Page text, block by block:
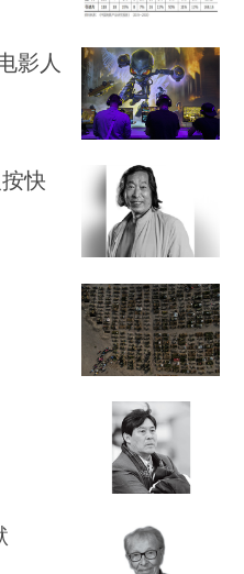
影人
快